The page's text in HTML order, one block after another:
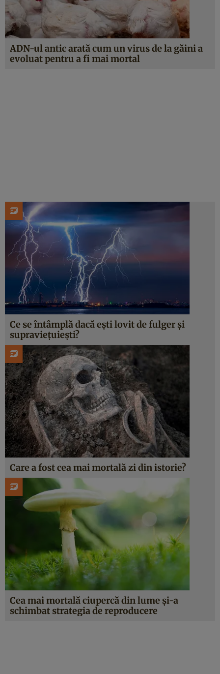
ADN-ul antic arată cum un virus de la găini a
evoluat pentru a fi mai mortal
Ce se întâmplă dacă ești lovit de fulger și
supraviețuiești?
Care a fost cea mai mortală zi din istorie?
Cea mai mortală ciupercă din lume și-a
schimbat strategia de reproducere